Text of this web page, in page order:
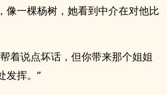
像一棵杨树，她看到中介在对他比
着说点坏话，但你带来那个姐姐
发挥。”